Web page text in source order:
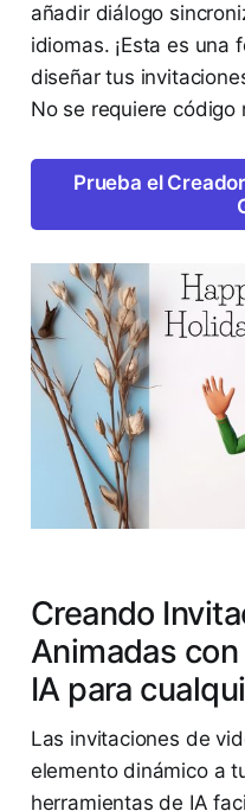
añadir diálogo
idiomas. ¡Esta es una
diseñar tus
No se requiere
Prueba el
Creando
Animadas
IA para
Las invitaciones de
elemento dinámico a
herramientas de IA